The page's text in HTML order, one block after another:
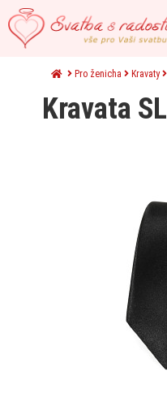
Pro ženicha Kravaty
Kravata